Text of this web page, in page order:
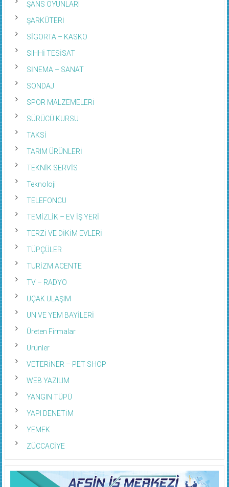
ŞANS OYUNLARI
ŞARKÜTERİ
SİGORTA – KASKO
SIHHİ TESİSAT
SİNEMA – SANAT
SONDAJ
SPOR MALZEMELERİ
SÜRÜCÜ KURSU
TAKSİ
TARIM ÜRÜNLERİ
TEKNİK SERVİS
Teknoloji
TELEFONCU
TEMİZLİK – EV İŞ YERİ
TERZİ VE DİKİM EVLERİ
TÜPÇÜLER
TURİZM ACENTE
TV – RADYO
UÇAK ULAŞIM
UN VE YEM BAYİLERİ
Üreten Firmalar
Ürünler
VETERİNER – PET SHOP
WEB YAZILIM
YANGIN TÜPÜ
YAPI DENETİM
YEMEK
ZÜCCACİYE